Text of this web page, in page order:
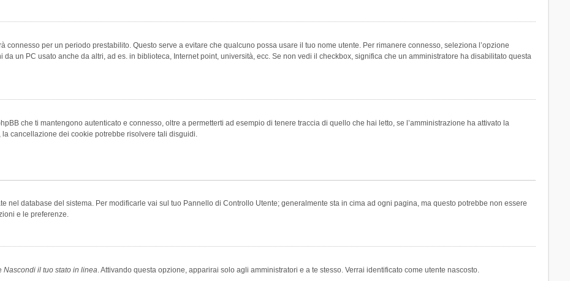
connesso per un periodo prestabilito. Questo serve a evitare che qualcuno possa usare il tuo nome utente. Per rimanere connesso, seleziona l’opzione
un PC usato anche da altri, ad es. in biblioteca, Internet point, università, ecc. Se non vedi il checkbox, significa che un amministratore ha disabilitato questa
che ti mantengono autenticato e connesso, oltre a permetterti ad esempio di tenere traccia di quello che hai letto, se l’amministrazione ha attivato la
cancellazione dei cookie potrebbe risolvere tali disguidi.
nel database del sistema. Per modificarle vai sul tuo Pannello di Controllo Utente; generalmente sta in cima ad ogni pagina, ma questo potrebbe non essere
e le preferenze.
Nascondi il tuo stato in linea. Attivando questa opzione, apparirai solo agli amministratori e a te stesso. Verrai identificato come utente nascosto.